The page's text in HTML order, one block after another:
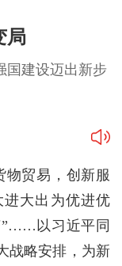
局
建设迈出新步
物贸易，创新服
进大出为优进优
”……以习近平同
战略安排，为新